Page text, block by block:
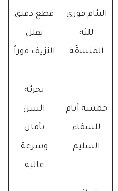
التئام فوري
للثة
المنشقّة
قطع دقيق
يقلل
النزيف فوراً
خمسة أيام
للشفاء
السليم
تجزئة
السن
بأمان
وسرعة
عالية